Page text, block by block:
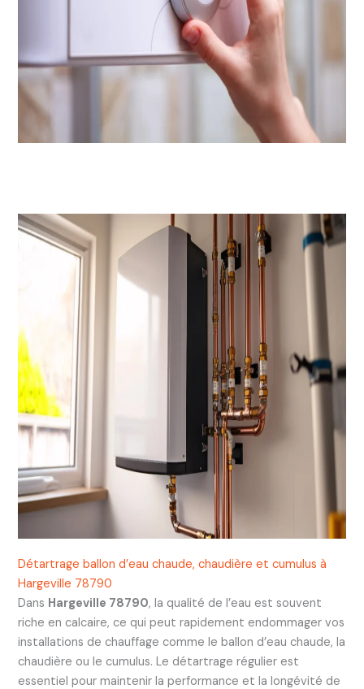
Détartrage ballon d’eau chaude, chaudière et cumulus à
Hargeville 78790
Dans Hargeville 78790, la qualité de l’eau est souvent
riche en calcaire, ce qui peut rapidement endommager vos
installations de chauffage comme le ballon d’eau chaude, la
chaudière ou le cumulus. Le détartrage régulier est
essentiel pour maintenir la performance et la longévité de